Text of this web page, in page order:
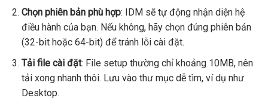
Chọn phiên bản phù hợp: IDM sẽ tự động nhận diện hệ
điều hành của bạn. Nếu không, hãy chọn đúng phiên bản
(32-bit hoặc 64-bit) để tránh lỗi cài đặt.
Tải file cài đặt: File setup thường chỉ khoảng 10MB, nên
tải xong nhanh thôi. Lưu vào thư mục dễ tìm, ví dụ như
Desktop.